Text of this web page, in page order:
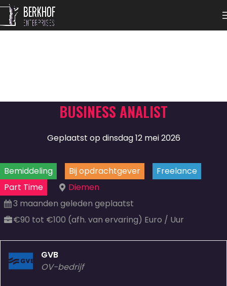
BUSINESS ANALIST
Geplaatst op dinsdag 12 mei 2026
Bemiddeling Bij opdrachtgever
Freelance
Part Time
Diemen
3 maanden geleden geplaatst
€90 tot €100 (afh. van ervaring) Euro / Uur
GVB
OV-bedrijf